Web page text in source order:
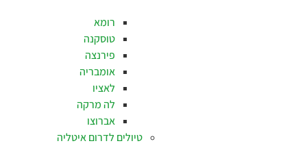
רומא
טוסקנה
פירנצה
אומבריה
לאציו
לה מרקה
אברוצו
טיולים לדרום איטליה